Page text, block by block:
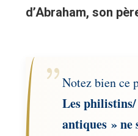
d’Abraham, son
Notez bien ce
Les
antiques » ne